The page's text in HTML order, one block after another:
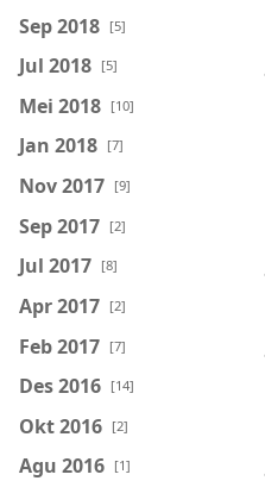
Sep 2018 [5]
Jul 2018 [5]
Mei 2018 [10]
Jan 2018 [7]
Nov 2017 [9]
Sep 2017 [2]
Jul 2017 [8]
Apr 2017 [2]
Feb 2017 [7]
Des 2016 [14]
Okt 2016 [2]
Agu 2016 [1]